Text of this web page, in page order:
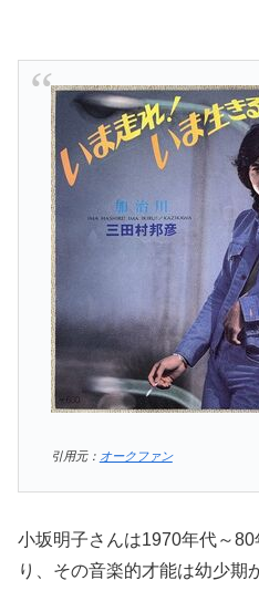
引用元： オークファン
小坂明子さんは1970年代～
り、その音楽的才能は幼少期